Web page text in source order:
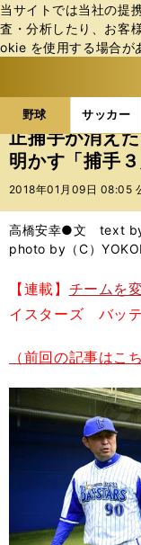
当サイトでは当社の提
査・分析したり、お客
okie を使⽤する場合が
野球 サッカー
b
ス
ポ
ル
バ
野球の記事一
正捕手が消え
明かす「捕手
2018年01月09日 08:05
高橋安幸●文 text
photo by（C）
【連載】 チームを
イスターズ バッテ
（前回の記事はこ